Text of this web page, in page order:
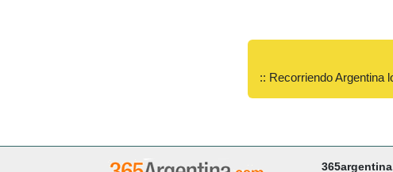
:: Recorriendo Argentina